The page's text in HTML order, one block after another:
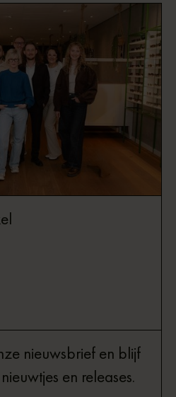
nieuwsbrief en blijf
en releases.